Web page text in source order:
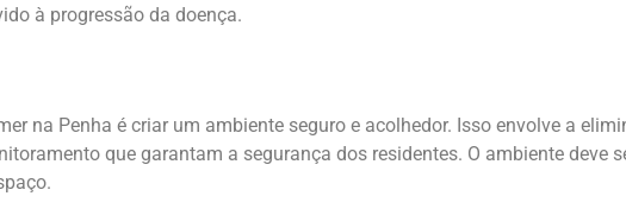
à progressão da doença.
na Penha é criar um ambiente seguro e acolhedor. Isso envolve a
que garantam a segurança dos residentes. O ambiente deve